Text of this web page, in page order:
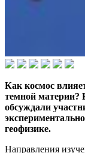
Как космос
темной материи?
обсуждали
геофизике.
Направления